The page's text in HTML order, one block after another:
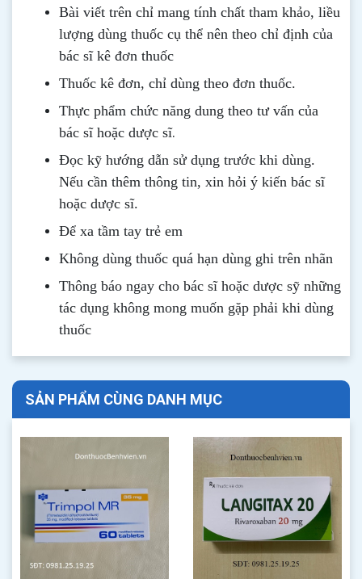
Bài viết trên chỉ mang tính chất tham khảo, liều
lượng dùng thuốc cụ thể nên theo chỉ định của
bác sĩ kê đơn thuốc
Thuốc kê đơn, chỉ dùng theo đơn thuốc.
Thực phẩm chức năng dung theo tư vấn của
bác sĩ hoặc dược sĩ.
Đọc kỹ hướng dẫn sử dụng trước khi dùng.
Nếu cần thêm thông tin, xin hỏi ý kiến bác sĩ
hoặc dược sĩ.
Để xa tầm tay trẻ em
Không dùng thuốc quá hạn dùng ghi trên nhãn
Thông báo ngay cho bác sĩ hoặc dược sỹ những
tác dụng không mong muốn gặp phải khi dùng
thuốc
SẢN PHẨM CÙNG DANH MỤC